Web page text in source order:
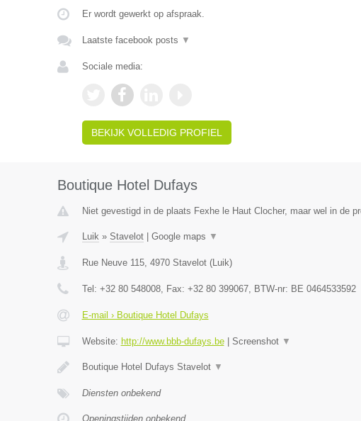
Er wordt gewerkt op afspraak.
Laatste facebook posts ▼
Sociale media:
BEKIJK VOLLEDIG PROFIEL
Boutique Hotel Dufays
Niet gevestigd in de plaats Fexhe le Haut Clocher, maar wel in de
Luik» Stavelot| Google maps ▼
Rue Neuve 115, 4970 Stavelot(Luik)
Tel: +32 80 548008, Fax: +32 80 399067, BTW-nr: BE 0464533592
E-mail › Boutique Hotel Dufays
Website: http://www.bbb-dufays.be| Screenshot ▼
Boutique Hotel Dufays Stavelot ▼
Diensten onbekend
Openingstijden onbekend